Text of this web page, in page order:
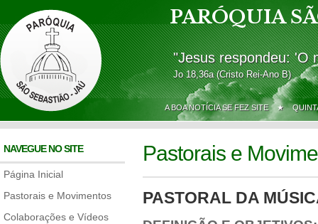
PARÓQUIA
"Jesus respondeu: 'O
Jo 18,36a (Cristo Rei-Ano B)
A BOA NOTÍCIA SE FEZ SITE ★
NAVEGUE NO SITE
Página Inicial
Pastorais e Movimentos
Colaborações e Vídeos
Pastorais e
PASTORAL DA